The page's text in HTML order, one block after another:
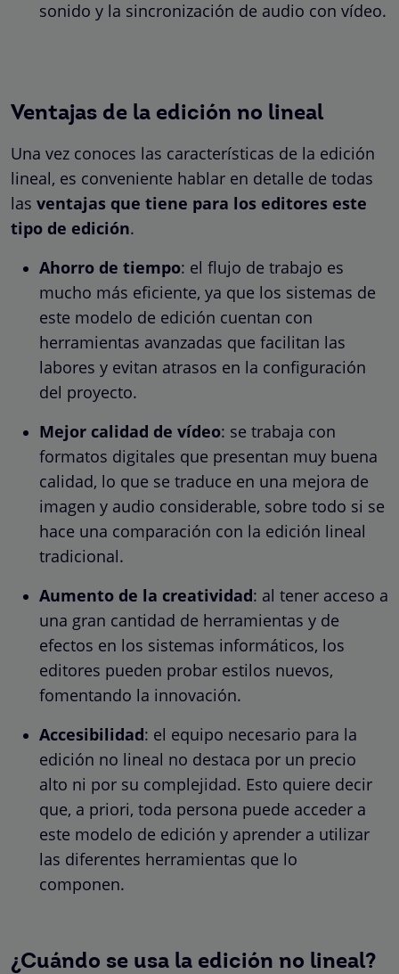
sonido y la sincronización de audio con vídeo.
Ventajas de la edición no lineal
Una vez conoces las características de la edición
lineal, es conveniente hablar en detalle de todas
las ventajas que tiene para los editores este
tipo de edición.
Ahorro de tiempo: el flujo de trabajo es
mucho más eficiente, ya que los sistemas de
este modelo de edición cuentan con
herramientas avanzadas que facilitan las
labores y evitan atrasos en la configuración
del proyecto.
Mejor calidad de vídeo: se trabaja con
formatos digitales que presentan muy buena
calidad, lo que se traduce en una mejora de
imagen y audio considerable, sobre todo si se
hace una comparación con la edición lineal
tradicional.
Aumento de la creatividad: al tener acceso a
una gran cantidad de herramientas y de
efectos en los sistemas informáticos, los
editores pueden probar estilos nuevos,
fomentando la innovación.
Accesibilidad: el equipo necesario para la
edición no lineal no destaca por un precio
alto ni por su complejidad. Esto quiere decir
que, a priori, toda persona puede acceder a
este modelo de edición y aprender a utilizar
las diferentes herramientas que lo
componen.
¿Cuándo se usa la edición no lineal?